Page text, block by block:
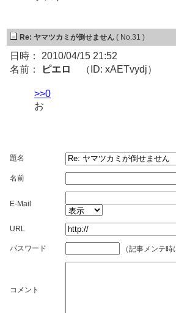
Re: ヤマツカミが倒せません ( No.31 )
日時： 2010/04/15 21:52
名前：
ピエロ （ID: xAETvydj）
>>0
お
題名
名前
E-Mail
URL
パスワード （記事メンテ時
コメント